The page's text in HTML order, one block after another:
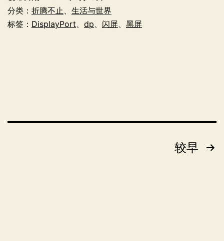
器
连
一
分类： 折腾不止
生活与世界
标签： DisplayPort dp 闪屏 黑屏
较早